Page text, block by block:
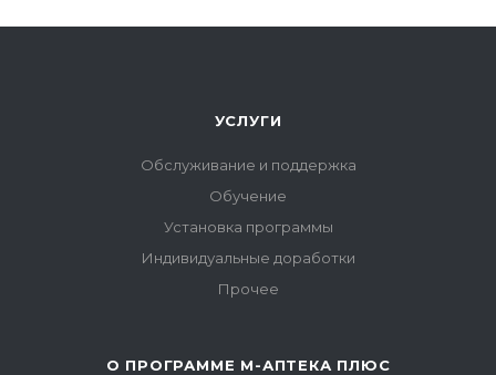
УСЛУГИ
Обслуживание и поддержка
Обучение
Установка программы
Индивидуальные доработки
Прочее
О ПРОГРАММЕ М-АПТЕКА ПЛЮС